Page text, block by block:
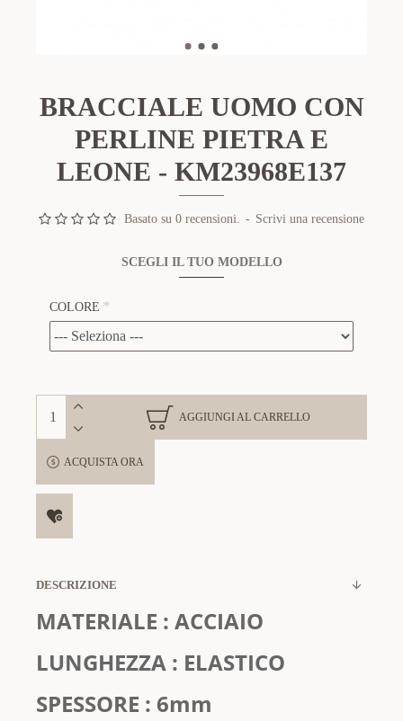
BRACCIALE UOMO CON
PERLINE PIETRA E
LEONE - KM23968E137
Basato su 0 recensioni. - Scrivi una recensione
SCEGLI IL TUO MODELLO
COLORE
AGGIUNGI AL CARRELLO
ACQUISTA ORA
DESCRIZIONE
MATERIALE : ACCIAIO
LUNGHEZZA : ELASTICO
SPESSORE : 6mm